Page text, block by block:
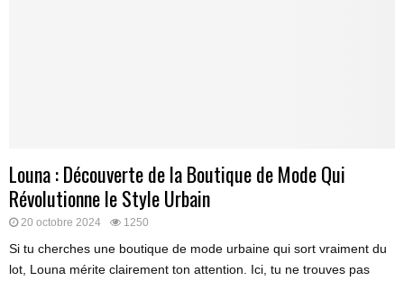
Louna : Découverte de la Boutique de Mode Qui
Révolutionne le Style Urbain
20 octobre 2024 1250
Si tu cherches une boutique de mode urbaine qui sort vraiment du
lot, Louna mérite clairement ton attention. Ici, tu ne trouves pas